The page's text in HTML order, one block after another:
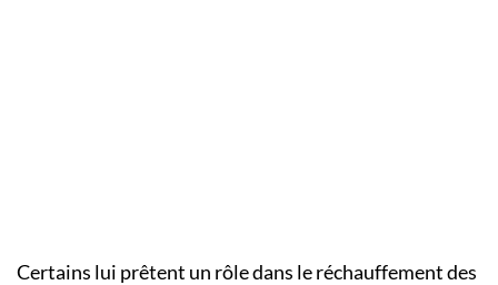
Certains lui prêtent un rôle dans le réchauffement des